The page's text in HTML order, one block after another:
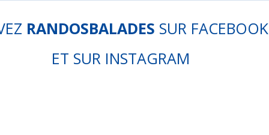
RANDOSBALADES SUR FACEBOOK
ET SUR INSTAGRAM